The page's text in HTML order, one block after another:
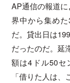
AP通信の報道
界中から集め
だ。貸出日は
だったのだ。延
額は4ドル50セ
「借りた人は